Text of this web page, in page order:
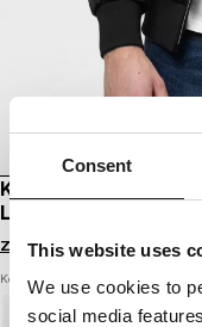
Consent
This website uses
We use cookies to
social media
KURTKA
LOGO II
Zaloguj się by zobaczyć
Kolor: black